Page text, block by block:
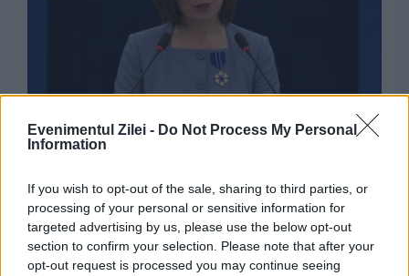
Evenimentul Zilei - Do Not Process My Personal
Information
If you wish to opt-out of the sale, sharing to third parties, or
processing of your personal or sensitive information for
targeted advertising by us, please use the below opt-out
section to confirm your selection. Please note that after your
opt-out request is processed you may continue seeing
amenințările din spațiul aerian al Republicii
Moldova: „Pericolul este real”